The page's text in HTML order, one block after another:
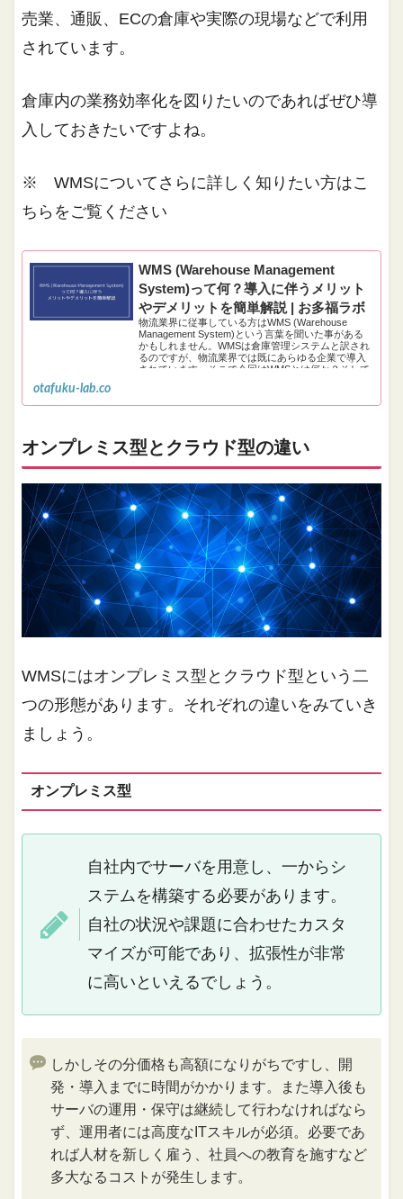
売業、通販、ECの倉庫や実際の現場などで利用
されています。
倉庫内の業務効率化を図りたいのであればぜひ導
入しておきたいですよね。
※ WMSについてさらに詳しく知りたい方はこ
ちらをご覧ください
WMS (Warehouse Management
System)って何？導入に伴うメリット
やデメリットを簡単解説 | お多福ラボ
物流業界に従事している方はWMS (Warehouse
Management System)という言葉を聞いた事がある
かもしれません。WMSは倉庫管理システムと訳され
るのですが、物流業界では既にあらゆる企業で導入
されています。そこで今回はWMSとは何か？そして
otafuku-lab.co
オンプレミス型とクラウド型の違い
WMSにはオンプレミス型とクラウド型という二
つの形態があります。それぞれの違いをみていき
ましょう。
オンプレミス型
自社内でサーバを用意し、一からシ
ステムを構築する必要があります。
自社の状況や課題に合わせたカスタ
マイズが可能であり、拡張性が非常
に高いといえるでしょう。
しかしその分価格も高額になりがちですし、開
発・導入までに時間がかかります。また導入後も
サーバの運用・保守は継続して行わなければなら
ず、運用者には高度なITスキルが必須。必要であ
れば人材を新しく雇う、社員への教育を施すなど
多大なるコストが発生します。